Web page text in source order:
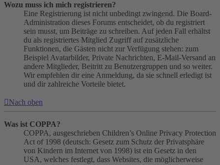
Wozu muss ich mich registrieren?
Eine Registrierung ist nicht unbedingt zwingend. Die Board-
Administration dieses Forums entscheidet, ob du registriert
sein musst, um Beiträge zu schreiben. Auf jeden Fall erhältst
du als registriertes Mitglied Zugriff auf zusätzliche
Funktionen, die Gästen nicht zur Verfügung stehen: zum
Beispiel Avatarbilder, Private Nachrichten, E-Mail-Versand an
andere Mitglieder, Beitritt zu Benutzergruppen und so weiter.
Wir empfehlen dir eine Anmeldung, da sie schnell erledigt ist
und dir zahlreiche Vorteile bietet.
Nach oben
Was ist COPPA?
COPPA, ausgeschrieben Children’s Online Privacy Protection
Act of 1998 (deutsch: Gesetz zum Schutz der Privatsphäre
von Kindern im Internet von 1998) ist ein Gesetz in den
USA, welches festlegt, dass Websites, die möglicherweise